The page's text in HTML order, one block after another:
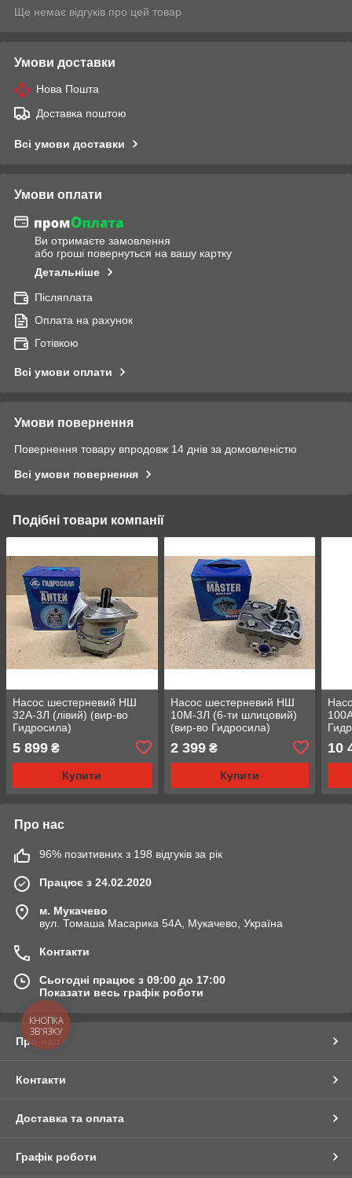
Ще немає відгуків про цей товар
Умови доставки
Нова Пошта
Доставка поштою
Всі умови доставки
Умови оплати
Ви отримаєте замовлення
або гроші повернуться на вашу картку
Детальніше
Післяплата
Оплата на рахунок
Готівкою
Всі умови оплати
Умови повернення
Повернення товару впродовж 14 днів за домовленістю
Всі умови повернення
Подібні товари компанії
Насос шестерневий НШ
32А-3Л (лівий) (вир-во
Гидросила)
5 899 ₴
Купити
Насос шестерневий НШ
10М-3Л (6-ти шлицовий)
(вир-во Гидросила)
2 399₴
Купити
10
Про нас
96% позитивних з 198 відгуків за рік
Працює з 24.02.2020
м. Мукачево
вул. Томаша Масарика 54А, Мукачево, Україна
Контакти
Сьогодні працює з 09:00 до 17:00
Показати весь графік роботи
Про нас
Контакти
Доставка та оплата
Графік роботи
КНОПКА
ЗВ'ЯЗКУ